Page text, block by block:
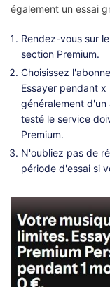
également un essai
Rendez-vous sur
section Premium.
Choisissez
Essayer pendant
généralement
testé le service
Premium.
N'oubliez pas de
période d'essai si